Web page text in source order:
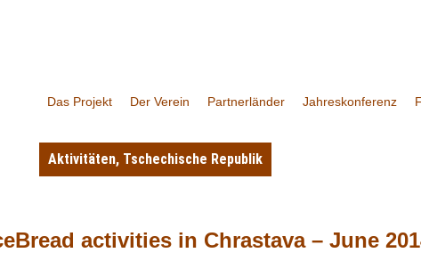
Das Projekt Der Verein Partnerländer Jahreskonferenz
Aktivitäten, Tschechische Republik
activities in Chrastava – June